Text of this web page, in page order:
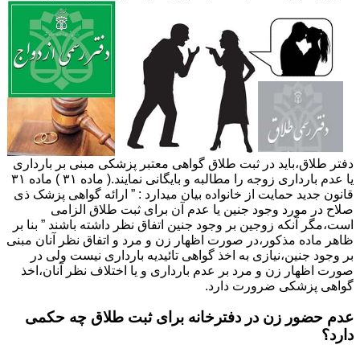
دفتر طلاق،باید در ثبت طلاق گواهی معتبر پزشکی مبنی بر بارداری
یا عدم بارداری زوجه را مطالبه و بایگانی نمایند.( ماده ۳۱ ) ماده ۳۱
قانون جدید حمایت از خانواده بیان میدارد : ” ارائه گواهی پزشک ذی
صلاح در مورد وجود جنین یا عدم آن برای ثبت طلاق الزامی
است،مگر آنکه زوجین بر وجود جنین اتفاق نظر داشته باشند ” بنا بر
ظاهر ماده مذکور،در صورت اظهار زن و مرد و اتفاق نظر آنان مبنی
بر وجود جنین،نیازی به اخذ گواهی تائیدیه بارداری نیست ولی در
صورت اظهار زن و مرد بر عدم بارداری و یا اختلاف نظر آنان،اخذ
گواهی پزشکی ضرورت دارد.
عدم حضور زن در دفترخانه برای ثبت طلاق چه حکمی
دارد؟